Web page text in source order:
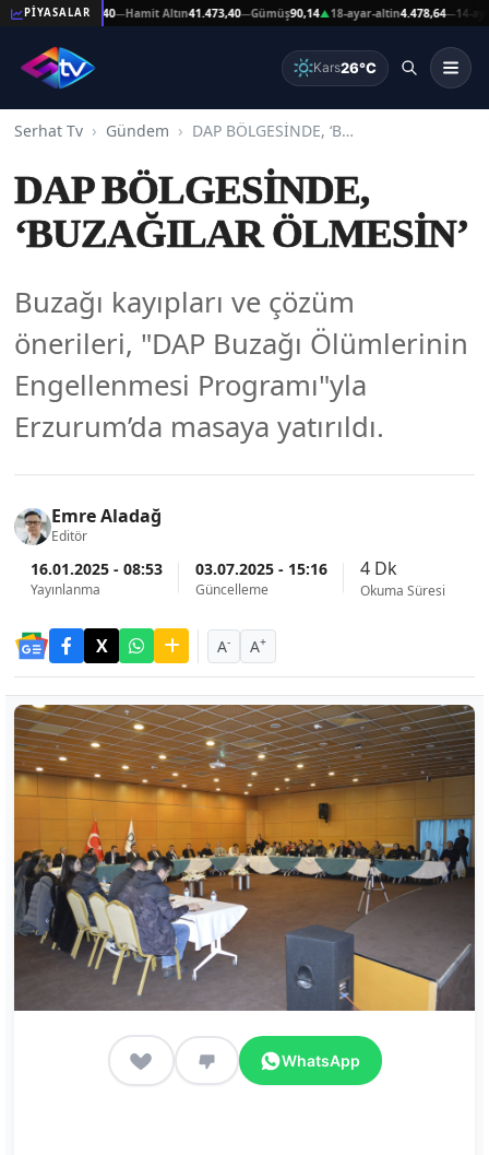
PİYASALAR
Altın41.473,40— Hamit Altın41.473,40—Gümüş90,14▲18-ayar-altin4.478,64—14-ayar-
Kars26°C
Serhat Tv Gündem DAP BÖLGESİNDE, ‘BUZAĞILAR ÖLMESİN’
DAP BÖLGESİNDE,
‘BUZAĞILAR ÖLMESİN’
Buzağı kayıpları ve çözüm
önerileri, "DAP Buzağı Ölümlerinin
Engellenmesi Programı"yla
Erzurum’da masaya yatırıldı.
Emre Aladağ
Editör
16.01.2025 - 08:53
Yayınlanma
03.07.2025 - 15:16
Güncelleme
4 Dk
Okuma Süresi
A- A+
WhatsApp